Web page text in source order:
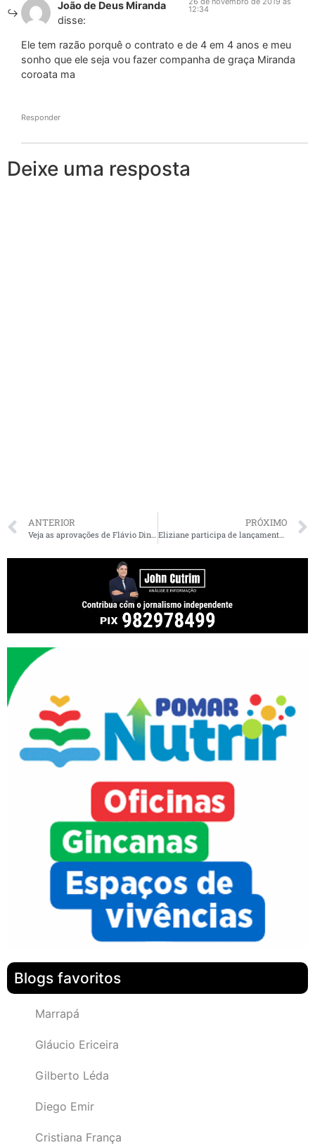
João de Deus Miranda
disse:
12:34
Ele tem razão porquê o contrato e de 4 em 4 anos e meu
sonho que ele seja vou fazer companha de graça Miranda
coroata ma
Responder
Deixe uma resposta
ANTERIOR PRÓXIMO
Eliziane participa de lançamento de pré-candidatura do Leonardo Sá, em Pinheiro
Blogs favoritos
Marrapá
Gláucio Ericeira
Gilberto Léda
Diego Emir
Cristiana França